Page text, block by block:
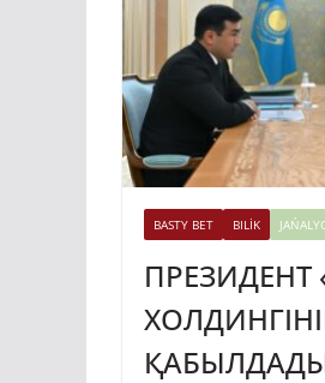
BASTY BET BILİK
ПРЕЗИДЕНТ